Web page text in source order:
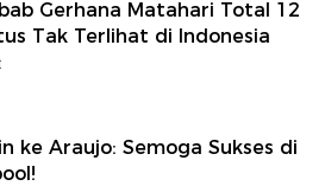
Gerhana Matahari Total 12
Tak Terlihat di Indonesia
ke Araujo: Semoga Sukses di